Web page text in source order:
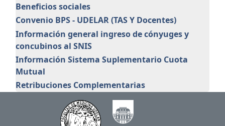
Beneficios sociales
Convenio BPS - UDELAR (TAS Y Docentes)
Información general ingreso de cónyuges y
concubinos al SNIS
Información Sistema Suplementario Cuota
Mutual
Retribuciones Complementarias